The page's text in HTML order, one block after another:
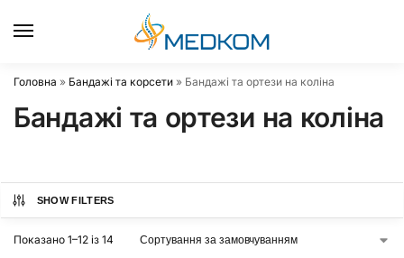
Головна » Бандажі та корсети » Бандажі та ортези на коліна
Бандажі та ортези на коліна
SHOW FILTERS
Показано 1–12 із 14